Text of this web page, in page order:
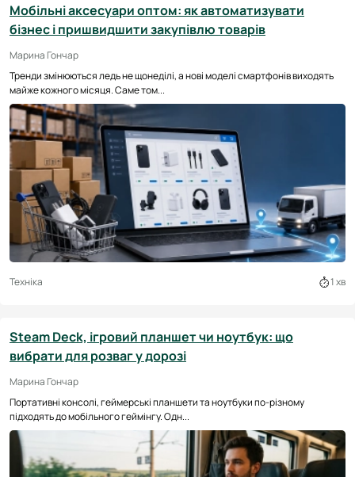
Мобільні аксесуари оптом: як автоматизувати
бізнес і пришвидшити закупівлю товарів
Марина Гончар
Тренди змінюються ледь не щонеділі, а нові моделі смартфонів виходять
майже кожного місяця. Саме том...
Техніка 1 хв
Steam Deck, ігровий планшет чи ноутбук: що
вибрати для розваг у дорозі
Марина Гончар
Портативні консолі, геймерські планшети та ноутбуки по-різному
підходять до мобільного геймінгу. Одн...